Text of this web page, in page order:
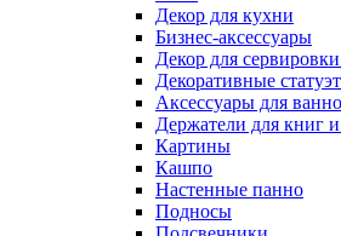
Декор для кухни
Бизнес-аксессуары
Декор для сервировки
Декоративные
Аксессуары для
Держатели для книг и
Картины
Кашпо
Настенные панно
Подносы